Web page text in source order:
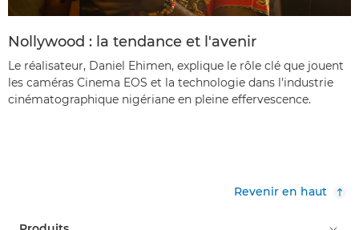
Nollywood : la tendance et l'avenir
Le réalisateur, Daniel Ehimen, explique le rôle clé que jouent
les caméras Cinema EOS et la technologie dans l'industrie
cinématographique nigériane en pleine effervescence.
Revenir en haut